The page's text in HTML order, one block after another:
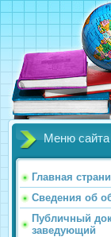
Меню сайта
Главная
Сведения об
Публичный
заведующий